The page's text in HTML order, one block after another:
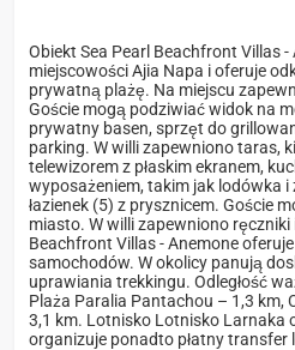
Obiekt Sea Pearl Beachfront Villas -
miejscowości Ajia Napa i oferuje
prywatną plażę. Na miejscu
Goście mogą podziwiać widok na
prywatny basen, sprzęt do
parking. W willi zapewniono taras,
telewizorem z płaskim ekranem,
wyposażeniem, takim jak lodówka i
łazienek (5) z prysznicem. Goście
miasto. W willi zapewniono ręczniki
Beachfront Villas - Anemone
samochodów. W okolicy panują
uprawiania trekkingu. Odległość
Plaża Paralia Pantachou – 1,3 km,
3,1 km. Lotnisko Lotnisko Larnaka
organizuje ponadto płatny transfer